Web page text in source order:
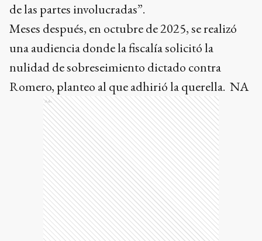
de las partes involucradas”.
Meses después, en octubre de 2025, se realizó
una audiencia donde la fiscalía solicitó la
nulidad de sobreseimiento dictado contra
Romero, planteo al que adhirió la querella. NA
Ads